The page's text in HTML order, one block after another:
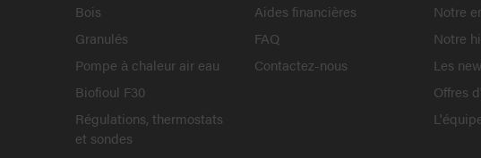
Bois
Granulés
Pompe à chaleur air eau
Biofioul F30
Régulations, thermostats
et sondes
Aides financières
FAQ
Contactez-nous
Notre
Notre
Les
Offres